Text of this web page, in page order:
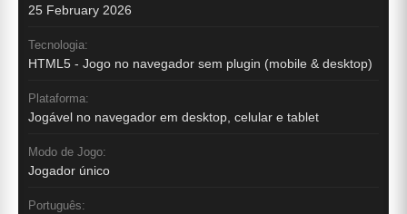
25 February 2026
Tecnologia:
HTML5 - Jogo no navegador sem plugin (mobile & desktop)
Plataforma:
Jogável no navegador em desktop, celular e tablet
Modo de Jogo:
Jogador único
Português: